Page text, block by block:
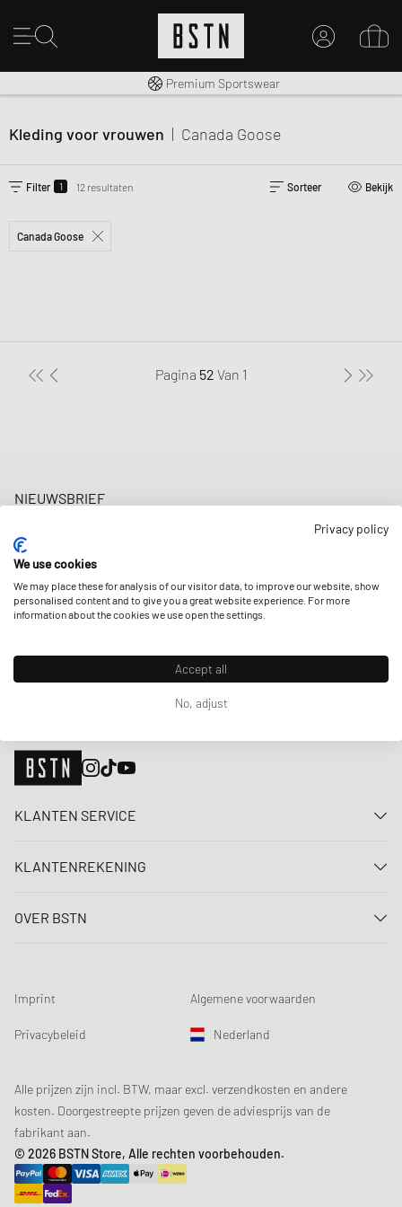
MIJN ACCOUNT
MAAK EEN ACCOUNT AAN
Gratis verzending naar NL vanaf € 100
Premium Sportswear
Kleding voor vrouwen | Canada Goose
Filter 1 12 resultaten Sorteer Bekijk
Canada Goose
Pagina 52 Van 1
NIEUWSBRIEF
Raffles & New Arrivals. Schrijf je nu in!
E-mailadres
MELD JE AAN
ONZE WINKELS
KLANTEN SERVICE
FAQ
Loyalty Program
Productveiligheid
KLANTENREKENING
Registreren
Aanmelden nieuwsbrief
Gegevenscontrole
OVER BSTN
Chronicles
Sustainability
Studentenkorting: EDiU
Imprint Algemene voorwaarden
Privacybeleid Nederland
Alle prijzen zijn incl. BTW, maar excl. verzendkosten en andere
kosten. Doorgestreepte prijzen geven de adviesprijs van de
fabrikant aan.
© 2026 BSTN Store, Alle rechten voorbehouden.
Privacy policy
We use cookies
We may place these for analysis of our visitor data, to improve our website, show
personalised content and to give you a great website experience. For more
information about the cookies we use open the settings.
Accept all
No, adjust